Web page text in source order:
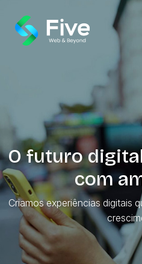
O futuro
com
Criamos experiências digitais